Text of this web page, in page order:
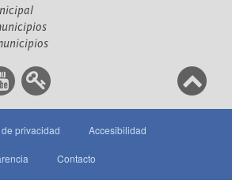
privacidad Accesibilidad
Contacto